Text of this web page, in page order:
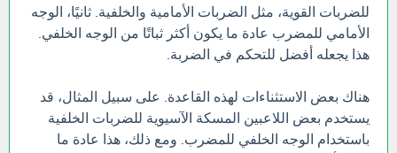
للضربات القوية، مثل الضربات الأمامية والخلفية. ثانيًا، الوجه
الأمامي للمضرب عادة ما يكون أكثر ثباتًا من الوجه الخلفي.
هذا يجعله أفضل للتحكم في الضربة.
هناك بعض الاستثناءات لهذه القاعدة. على سبيل المثال، قد
يستخدم بعض اللاعبين المسكة الآسيوية للضربات الخلفية
باستخدام الوجه الخلفي للمضرب. ومع ذلك، هذا عادة ما